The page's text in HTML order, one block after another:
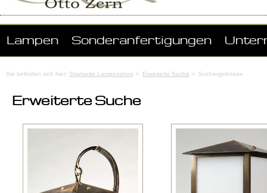
Lampen Sonderanfertigungen
Sie befinden sich hier: Startseite Lampenshop > Erweiterte Suche > Suchergebnisse
Erweiterte Suche